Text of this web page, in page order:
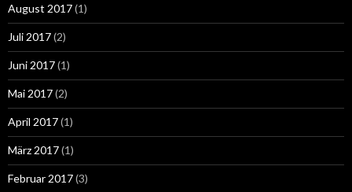
August 2017(1)
Juli 2017(2)
Juni 2017(1)
Mai 2017(2)
April 2017(1)
März 2017(1)
Februar 2017(3)